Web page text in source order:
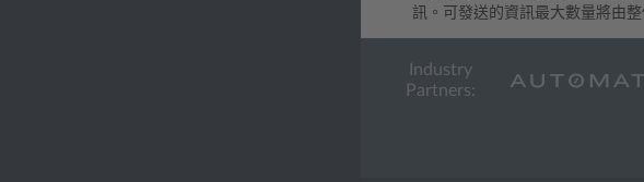
訊。可發送的資訊最大數量將由
Industry
Partners: